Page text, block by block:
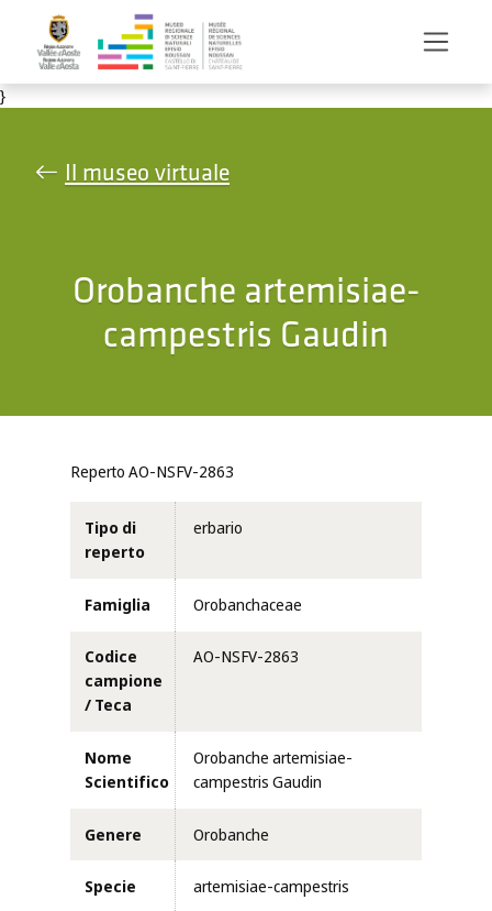
Salta al contenuto principale
}
Il museo virtuale
Orobanche artemisiae-
campestris Gaudin
Reperto AO-NSFV-2863
Tipo di
reperto
erbario
Famiglia Orobanchaceae
Codice
campione
/ Teca
AO-NSFV-2863
Nome
Scientifico
Orobanche artemisiae-
campestris Gaudin
Genere Orobanche
Specie artemisiae-campestris